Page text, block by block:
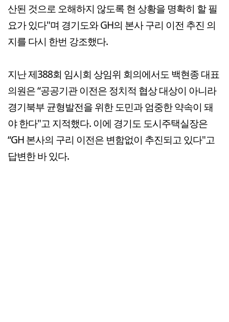
산된 것으로 오해하지 않도록 현 상황을 명확히 할 필
요가 있다"며 경기도와 GH의 본사 구리 이전 추진 의
지를 다시 한번 강조했다.
지난 제388회 임시회 상임위 회의에서도 백현종 대표
의원은 “공공기관 이전은 정치적 협상 대상이 아니라
경기북부 균형발전을 위한 도민과 엄중한 약속이 돼
야 한다"고 지적했다. 이에 경기도 도시주택실장은
“GH 본사의 구리 이전은 변함없이 추진되고 있다"고
답변한 바 있다.